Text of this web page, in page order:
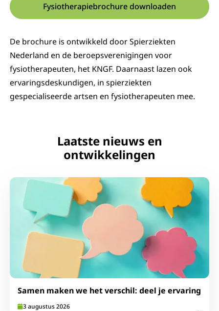
Fysiotherapiebrochure downloaden
Deze link opent in een nieuw
De brochure is ontwikkeld door Spierziekten
Nederland en de beroepsverenigingen voor
fysiotherapeuten, het KNGF. Daarnaast lazen ook
ervaringsdeskundigen, in spierziekten
gespecialiseerde artsen en fysiotherapeuten mee.
Laatste nieuws en
ontwikkelingen
Samen maken we het verschil: deel je ervaring
3 augustus 2026
Lees meer over Samen maken we het verschil: deel je